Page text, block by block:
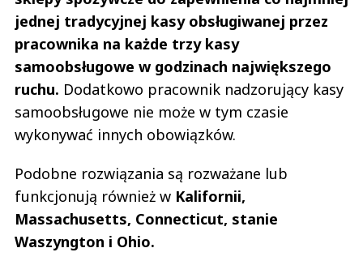
jednej tradycyjnej kasy obsługiwanej przez
pracownika na każde trzy kasy
samoobsługowe w godzinach największego
ruchu. Dodatkowo pracownik nadzorujący kasy
samoobsługowe nie może w tym czasie
wykonywać innych obowiązków.
Podobne rozwiązania są rozważane lub
funkcjonują również w Kalifornii,
Massachusetts, Connecticut, stanie
Waszyngton i Ohio.